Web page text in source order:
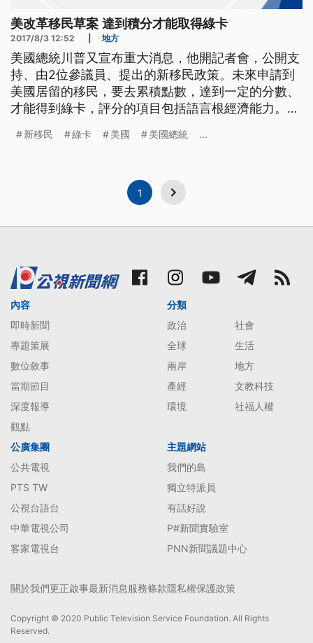
美改革移民草案 達到積分才能取得綠卡
2017/8/3 12:52 地方
美國總統川普又宣布重大消息，他開記者會，公開支
持、由2位參議員、提出的新移民政策。未來申請到
美國居留的移民，要去累積點數，達到一定的分數、
才能得到綠卡，評分的項目包括語言根經濟能力。
在白宮舉行記者會。川普表示這項改革移民草案將會
國人得以合法永久居留美國，
新移民 綠卡 美國 美國總統 ...
1
內容
即時新聞
專題策展
數位敘事
當期節目
深度報導
觀點
分類
政治
社會
全球
生活
兩岸
地方
產經
文教科技
環境
社福人權
公廣集團
公共電視
PTS TW
公視台語台
中華電視公司
客家電視台
主題網站
我們的島
獨立特派員
有話好說
P#新聞實驗室
PNN新聞議題中心
關於我們更正啟事最新消息服務條款隱私權保護政策
Copyright © 2020 Public Television Service Foundation. All Rights
Reserved.